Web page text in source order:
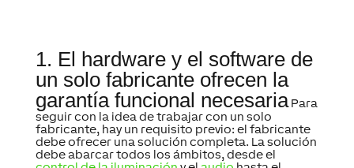
1. El hardware y el software de
un solo fabricante ofrecen la
garantía funcional necesaria Para
seguir con la idea de trabajar con un solo
fabricante, hay un requisito previo: el fabricante
debe ofrecer una solución completa. La solución
debe abarcar todos los ámbitos, desde el